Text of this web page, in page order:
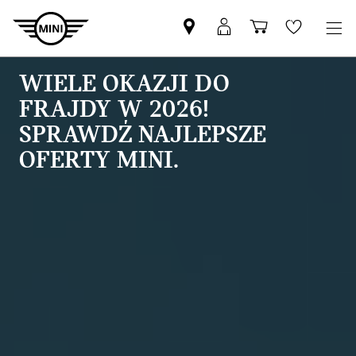
Znajdź
Partnera
MINI
Logowanie
MyMini
KoszykWishlist
WIELE OKAZJI DO
FRAJDY W 2026!
SPRAWDŹ NAJLEPSZE
OFERTY MINI.